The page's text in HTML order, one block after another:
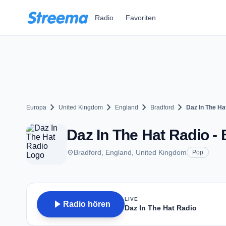
Radio Favoriten
Europa chevron_right United Kingdom chevron_right England chevron_right Bradford chevron_right Daz In The
Daz In The Hat Radio -
placeBradford, England, United Kingdom Pop
play_arrow Radio hören
LIVE
Daz In The Hat Radio